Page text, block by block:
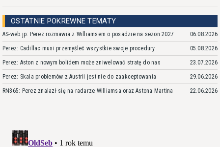
OSTATNIE POKREWNE TEMATY
AS-web.jp: Perez rozmawia z Williamsem o posadzie na sezon 2027 06.08.2026
Perez: Cadillac musi przemyśleć wszystkie swoje procedury 05.08.2026
Perez: Aston z nowym bolidem może zniwelować stratę do nas 23.07.2026
Perez: Skala problemów z Austrii jest nie do zaakceptowania 29.06.2026
RN365: Perez znalazł się na radarze Williamsa oraz Astona Martina 22.06.2026